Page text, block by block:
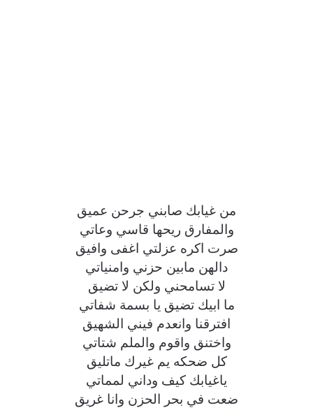
من غيابك صابني جرحن عميق
والمفارق ريحها قاسي وعاتي
صرت اكره عزلتي اغفى وافيق
دالهن مابين حزني وامنياتي
لا تسامحني ولكن لا تضيق
ما ابيك تضيق يا بسمة شفاتي
افترقنا وانعدم فيني الشهيق
واختنق واقوم والملم شتاتي
كل ضحكه يم غيرك ماتليق
ياغيابك كيف وداني لمماتي
ضعت في بحر الحزن وانا غريق